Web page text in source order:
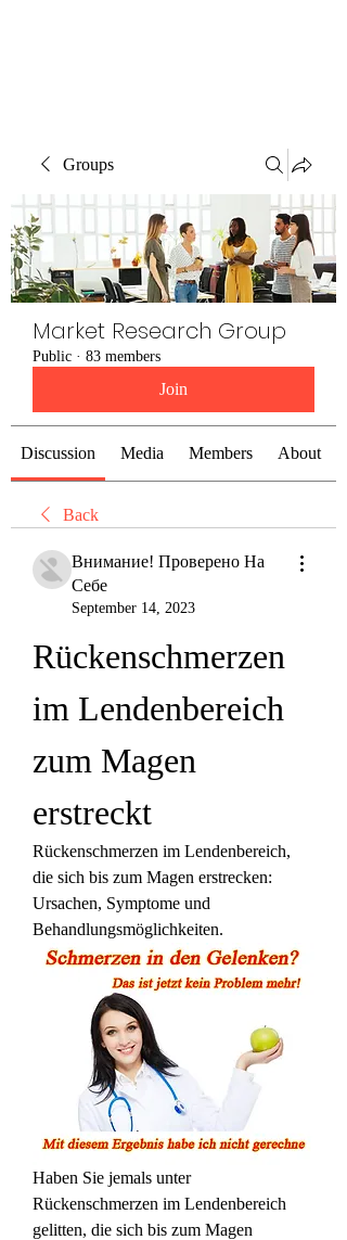
Groups
Market Research Group
Public · 83 members
Join
Discussion Media Members About
Back
Внимание! Проверено На
Себе
September 14, 2023
Rückenschmerzen
im Lendenbereich
zum Magen
erstreckt
Rückenschmerzen im Lendenbereich,
die sich bis zum Magen erstrecken:
Ursachen, Symptome und
Behandlungsmöglichkeiten.
Haben Sie jemals unter
Rückenschmerzen im Lendenbereich
gelitten, die sich bis zum Magen